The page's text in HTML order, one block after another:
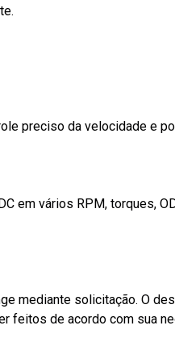
preciso da velocidade e
em vários RPM, torques,
mediante solicitação. O
feitos de acordo com sua